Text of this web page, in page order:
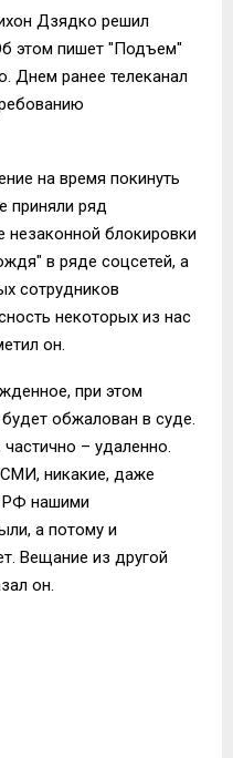
Дзядко решил
этом пишет "Подъем"
Днем ранее телеканал
на время покинуть
приняли ряд
незаконной блокировки
в ряде соцсетей, а
сотрудников
некоторых из нас
он.
при этом
обжалован в суде.
– удаленно.
никакие, даже
РФ нашими
а потому и
Вещание из другой
он.